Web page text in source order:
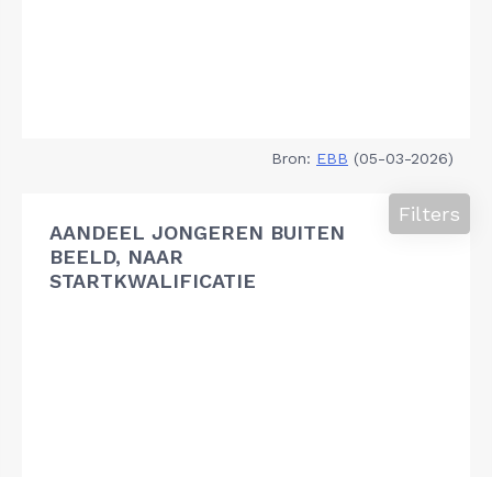
Bron: EBB (05-03-2026)
AANDEEL JONGEREN BUITEN
BEELD, NAAR
STARTKWALIFICATIE
Filters